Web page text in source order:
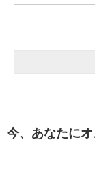
今、あなたにオ